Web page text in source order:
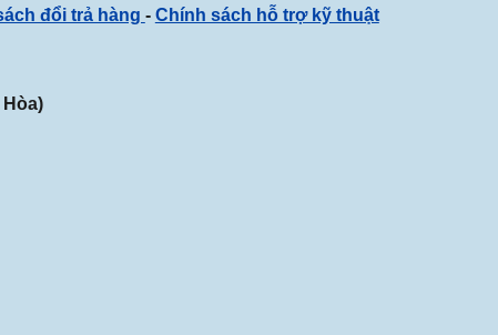
đổi trả hàng - Chính sách hỗ trợ kỹ thuật
)